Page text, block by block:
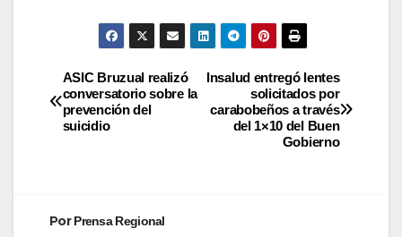
Insalud entregó lentes
solicitados por
carabobeños a través
del 1×10 del Buen
Gobierno
ASIC Bruzual realizó
conversatorio sobre la
prevención del
suicidio
PorPrensa Regional